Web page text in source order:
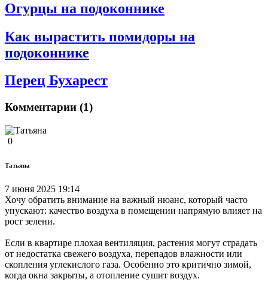
Огурцы на подоконнике
Как вырастить помидоры на
подоконнике
Перец Бухарест
Комментарии (1)
0
Татьяна
7 июня 2025 19:14
Хочу обратить внимание на важный нюанс, который часто
упускают: качество воздуха в помещении напрямую влияет на
рост зелени.
Если в квартире плохая вентиляция, растения могут страдать
от недостатка свежего воздуха, перепадов влажности или
скопления углекислого газа. Особенно это критично зимой,
когда окна закрыты, а отопление сушит воздух.